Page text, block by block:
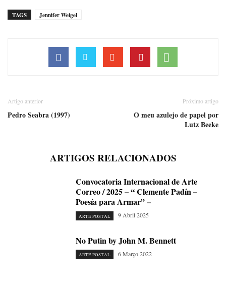
TAGS Jennifer Weigel
Artigo anterior
Pedro Seabra (1997)
Próximo artigo
O meu azulejo de papel por
Lutz Beeke
ARTIGOS RELACIONADOS
Convocatoria Internacional de Arte
Correo / 2025 – “ Clemente Padín –
Poesía para Armar” –
ARTE POSTAL 9 Abril 2025
No Putin by John M. Bennett
ARTE POSTAL 6 Março 2022